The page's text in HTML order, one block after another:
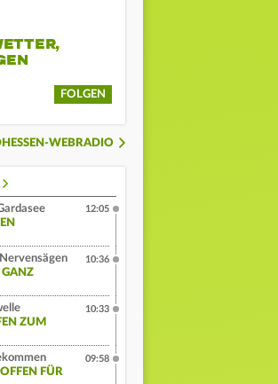
FOLGEN
WEBRADIO
12:05
10:36
ZUM
10:33
FÜR
09:58